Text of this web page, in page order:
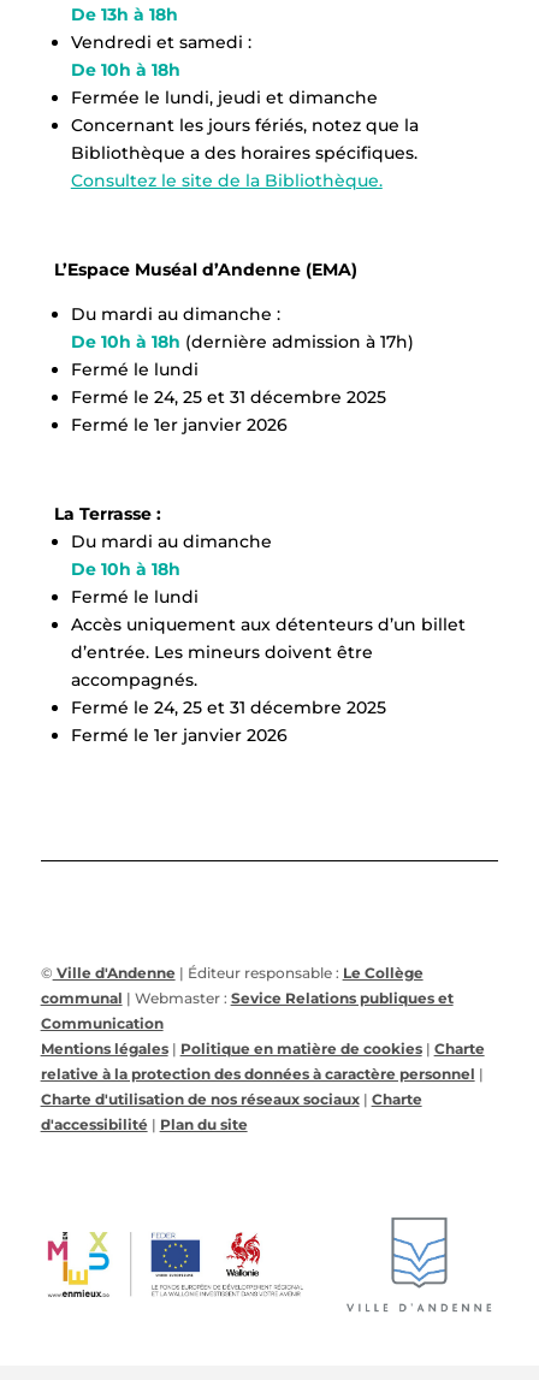
De 13h à 18h
Vendredi et samedi :
De 10h à 18h
Fermée le lundi, jeudi et dimanche
Concernant les jours fériés, notez que la
Bibliothèque a des horaires spécifiques.
Consultez le site de la Bibliothèque.
L’Espace Muséal d’Andenne (EMA)
Du mardi au dimanche :
De 10h à 18h (dernière admission à 17h)
Fermé le lundi
Fermé le 24, 25 et 31 décembre 2025
Fermé le 1er janvier 2026
La Terrasse :
Du mardi au dimanche
De 10h à 18h
Fermé le lundi
Accès uniquement aux détenteurs d’un billet
d’entrée. Les mineurs doivent être
accompagnés.
Fermé le 24, 25 et 31 décembre 2025
Fermé le 1er janvier 2026
© Ville d'Andenne| Éditeur responsable : Le Collège
communal | Webmaster : Sevice Relations publiques et
Communication
Mentions légales| Politique en matière de cookies| Charte
relative à la protection des données à caractère personnel |
Charte d'utilisation de nos réseaux sociaux| Charte
d'accessibilité| Plan du site